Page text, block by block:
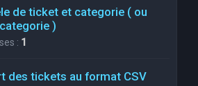
de ticket et categorie ( ou
)
: 1
des tickets au format CSV